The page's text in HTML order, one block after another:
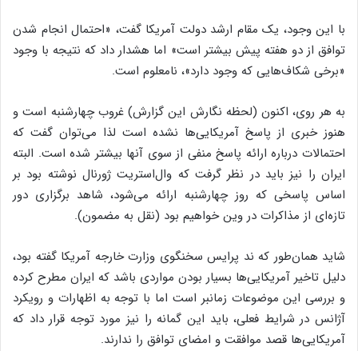
با این وجود، یک مقام ارشد دولت آمریکا گفت، «احتمال انجام شدن
توافق از دو هفته پیش بیشتر است» اما هشدار داد که نتیجه با وجود
«برخی شکاف‌هایی که وجود دارد»، نامعلوم است.
به هر روی، اکنون (لحظه نگارش این گزارش) غروب چهارشنبه است و
هنوز خبری از پاسخ آمریکایی‌ها نشده است لذا می‌توان گفت که
احتمالات درباره ارائه پاسخ منفی از سوی آنها بیشتر شده است. البته
ایران را نیز باید در نظر گرفت که وال‌استریت ژورنال نوشته بود بر
اساس پاسخی که روز چهارشنبه ارائه می‌شود، شاهد برگزاری دور
تازه‌ای از مذاکرات در وین خواهیم بود (نقل به مضمون).
شاید همان‌طور که ند پرایس سخنگوی وزارت خارجه آمریکا گفته بود،
دلیل تاخیر آمریکایی‌ها بسیار بودن مواردی باشد که ایران مطرح کرده
و بررسی این موضوعات زمانبر است اما با توجه به اظهارات و رویکرد
آژانس در شرایط فعلی، باید این گمانه را نیز مورد توجه قرار داد که
آمریکایی‌ها قصد موافقت و امضای توافق را ندارند.